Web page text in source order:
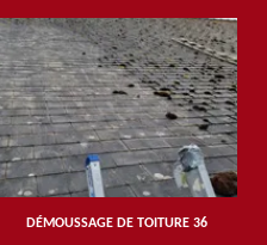
DÉMOUSSAGE DE TOITURE 36